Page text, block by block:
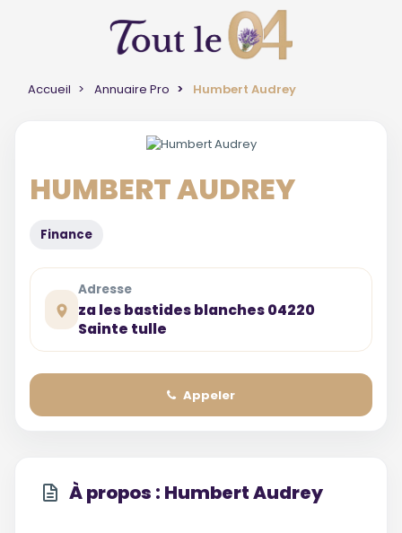
Accueil Annuaire Pro Humbert Audrey
HUMBERT AUDREY
Finance
Adresse
za les bastides blanches 04220
Sainte tulle
Appeler
À propos : Humbert Audrey